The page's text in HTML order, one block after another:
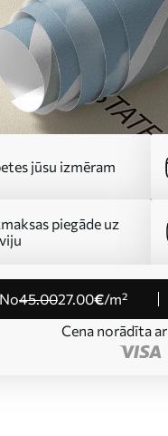
jūsu izmēram
piegāde uz
no45.0027.00€/m²
Cena norādīta ar